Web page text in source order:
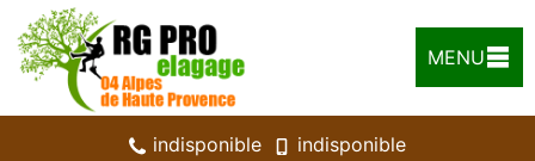
MENU
indisponible indisponible